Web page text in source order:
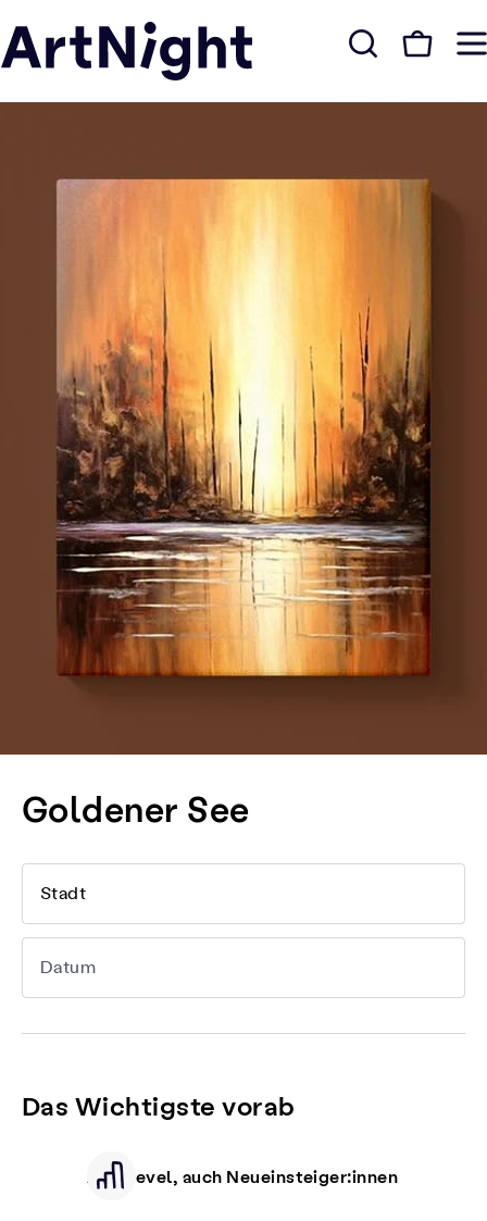
Goldener See
Stadt
Datum
Das Wichtigste vorab
Alle Level, auch Neueinsteiger:innen